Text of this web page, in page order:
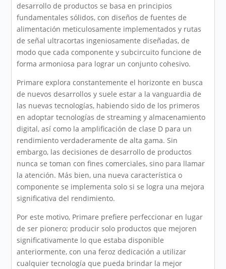
desarrollo de productos se basa en principios
fundamentales sólidos, con diseños de fuentes de
alimentación meticulosamente implementados y rutas
de señal ultracortas ingeniosamente diseñadas, de
modo que cada componente y subcircuito funcione de
forma armoniosa para lograr un conjunto cohesivo.
Primare explora constantemente el horizonte en busca
de nuevos desarrollos y suele estar a la vanguardia de
las nuevas tecnologías, habiendo sido de los primeros
en adoptar tecnologías de streaming y almacenamiento
digital, así como la amplificación de clase D para un
rendimiento verdaderamente de alta gama. Sin
embargo, las decisiones de desarrollo de productos
nunca se toman con fines comerciales, sino para llamar
la atención. Más bien, una nueva característica o
componente se implementa solo si se logra una mejora
significativa del rendimiento.
Por este motivo, Primare prefiere perfeccionar en lugar
de ser pionero; producir solo productos que mejoren
significativamente lo que estaba disponible
anteriormente, con una feroz dedicación a utilizar
cualquier tecnología que pueda brindar la mejor